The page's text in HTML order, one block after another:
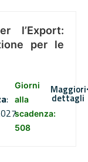
l’Export:
per le
:
Giorni
alla
scadenza:
508
Maggiori
dettagli